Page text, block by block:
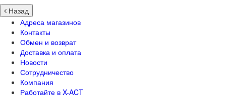
Назад
Адреса магазинов
Контакты
Обмен и возврат
Доставка и оплата
Новости
Сотрудничество
Компания
Работайте в X-ACT